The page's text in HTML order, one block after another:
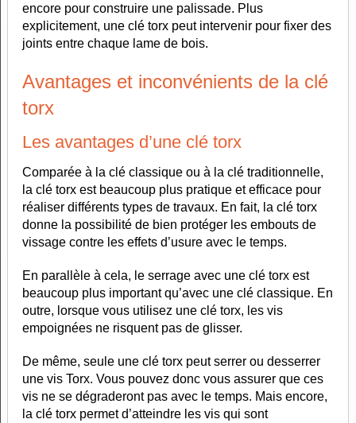
encore pour construire une palissade. Plus
explicitement, une clé torx peut intervenir pour fixer des
joints entre chaque lame de bois.
Avantages et inconvénients de la clé
torx
Les avantages d’une clé torx
Comparée à la clé classique ou à la clé traditionnelle,
la clé torx est beaucoup plus pratique et efficace pour
réaliser différents types de travaux. En fait, la clé torx
donne la possibilité de bien protéger les embouts de
vissage contre les effets d’usure avec le temps.
En parallèle à cela, le serrage avec une clé torx est
beaucoup plus important qu’avec une clé classique. En
outre, lorsque vous utilisez une clé torx, les vis
empoignées ne risquent pas de glisser.
De même, seule une clé torx peut serrer ou desserrer
une vis Torx. Vous pouvez donc vous assurer que ces
vis ne se dégraderont pas avec le temps. Mais encore,
la clé torx permet d’atteindre les vis qui sont